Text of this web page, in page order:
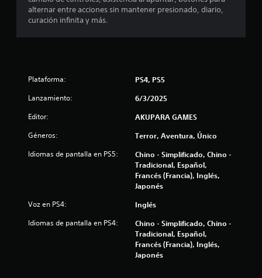
o
t
4
2
2
a
l
d
d
e
l
o
s
s
n
e
alternar entre acciones sin mantener presionado, diario,
curación infinita y más.
Plataforma: PS4, PS5
Lanzamiento: 6/3/2025
Editor: AKUPARA GAMES
Géneros: Terror, Aventura, Único
Idiomas de pantalla en PS5:
Chino - Simplificado, Chino -
Tradicional, Español,
Francés (Francia), Inglés,
Japonés
Voz en PS4: Inglés
Idiomas de pantalla en PS4:
Chino - Simplificado, Chino -
Tradicional, Español,
Francés (Francia), Inglés,
Japonés